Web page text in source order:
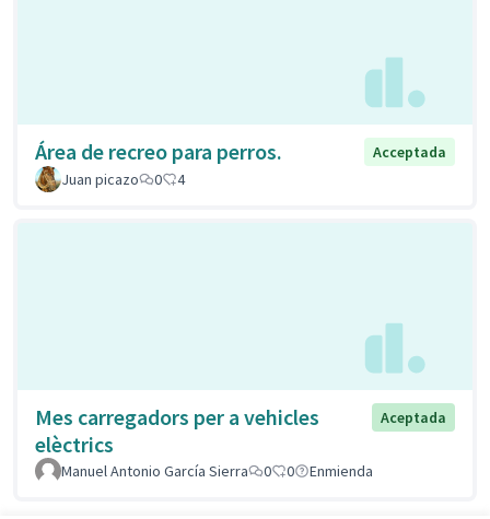
Área de recreo para perros.
Acceptada
Juan picazo
0 4
Mes carregadors per a vehicles
elèctrics
Aceptada
Manuel Antonio García Sierra 0 0 Enmienda